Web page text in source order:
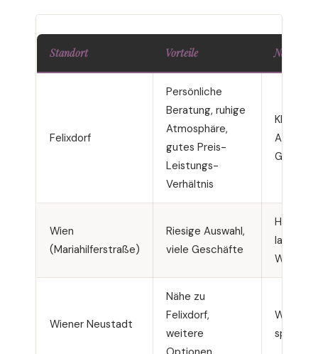
Standort Vorteile Nachteile
Felixdorf
Persönliche
Beratung, ruhige
Atmosphäre,
gutes Preis-
Leistungs-
Verhältnis
Kleinere
Auswahl
Wien
(Mariahilferstraße)
Riesige Auswahl,
viele Geschäfte
lange
Wiener Neustadt
Nähe zu
Felixdorf,
weitere
Weniger